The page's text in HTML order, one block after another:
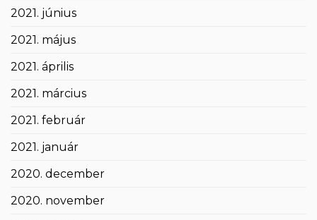
2021. június
2021. május
2021. április
2021. március
2021. február
2021. január
2020. december
2020. november